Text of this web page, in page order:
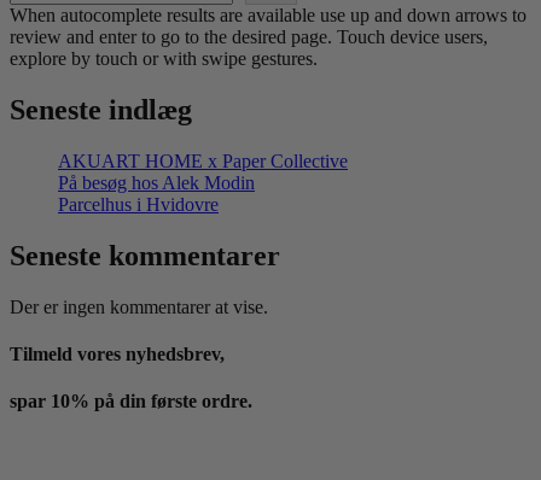
When autocomplete results are available use up and down arrows to
review and enter to go to the desired page. Touch device users,
explore by touch or with swipe gestures.
Seneste indlæg
AKUART HOME x Paper Collective
På besøg hos Alek Modin
Parcelhus i Hvidovre
Seneste kommentarer
Der er ingen kommentarer at vise.
Tilmeld vores nyhedsbrev,
spar 10% på din første ordre.